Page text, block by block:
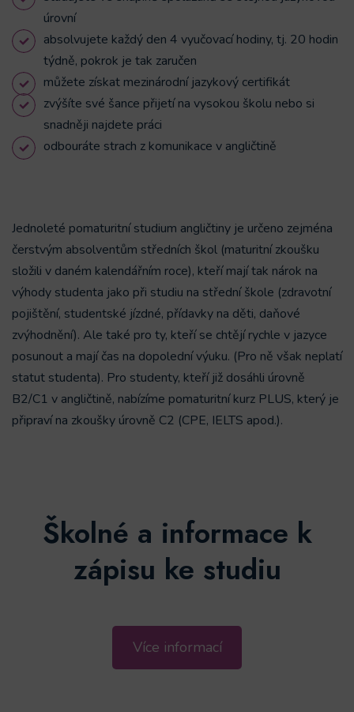
úrovní
absolvujete každý den 4 vyučovací hodiny, tj. 20 hodin
týdně, pokrok je tak zaručen
můžete získat mezinárodní jazykový certifikát
zvýšíte své šance přijetí na vysokou školu nebo si
snadněji najdete práci
odbouráte strach z komunikace v angličtině
Jednoleté pomaturitní studium angličtiny je určeno zejména
čerstvým absolventům středních škol (maturitní zkoušku
složili v daném kalendářním roce), kteří mají tak nárok na
výhody studenta jako při studiu na střední škole (zdravotní
pojištění, studentské jízdné, přídavky na děti, daňové
zvýhodnění). Ale také pro ty, kteří se chtějí rychle v jazyce
posunout a mají čas na dopolední výuku. (Pro ně však neplatí
statut studenta). Pro studenty, kteří již dosáhli úrovně
B2/C1 v angličtině, nabízíme pomaturitní kurz PLUS, který je
připraví na zkoušky úrovně C2 (CPE, IELTS apod.).
Školné a informace k
zápisu ke studiu
Více informací